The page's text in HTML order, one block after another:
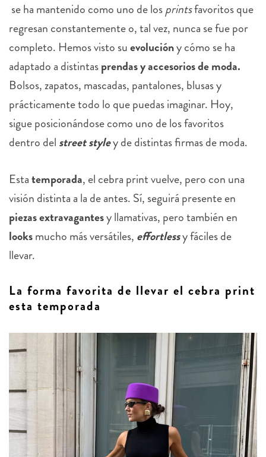
se ha mantenido como uno de losprintsfavoritos que
regresan constantemente o, tal vez, nunca se fue por
completo. Hemos visto suevolucióny cómo se ha
adaptado a distintasprendas y accesorios de moda.
Bolsos, zapatos, mascadas, pantalones, blusas y
prácticamente todo lo que puedas imaginar. Hoy,
sigue posicionándose como uno de los favoritos
dentro del street styley de distintas firmas de moda.
Estatemporada, el cebra print vuelve, pero con una
visión distinta a la de antes. Sí, seguirá presente en
piezas extravagantesy llamativas, pero también en
looksmucho más versátiles, effortlessy fáciles de
llevar.
La forma favorita de llevar el cebra print
esta temporada